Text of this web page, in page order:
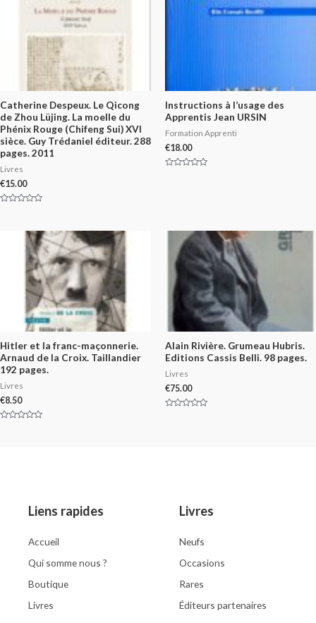
Catherine Despeux. Le Qicong
de Zhou Lüjing. La moelle du
Phénix Rouge (Chifeng Sui) XVI
sièce. Guy Trédaniel éditeur. 288
pages. 2011
Livres
€15.00
Instructions à l’usage des
Apprentis Jean URSIN
Formation Apprenti
€18.00
Hitler et la franc-maçonnerie.
Arnaud de la Croix. Taillandier
192 pages.
Livres
€8.50
Alain Rivière. Grumeau Hubris.
Editions Cassis Belli. 98 pages.
Livres
€75.00
Liens rapides
Accueil
Qui somme nous ?
Boutique
Livres
Livres
Neufs
Occasions
Rares
Éditeurs partenaires